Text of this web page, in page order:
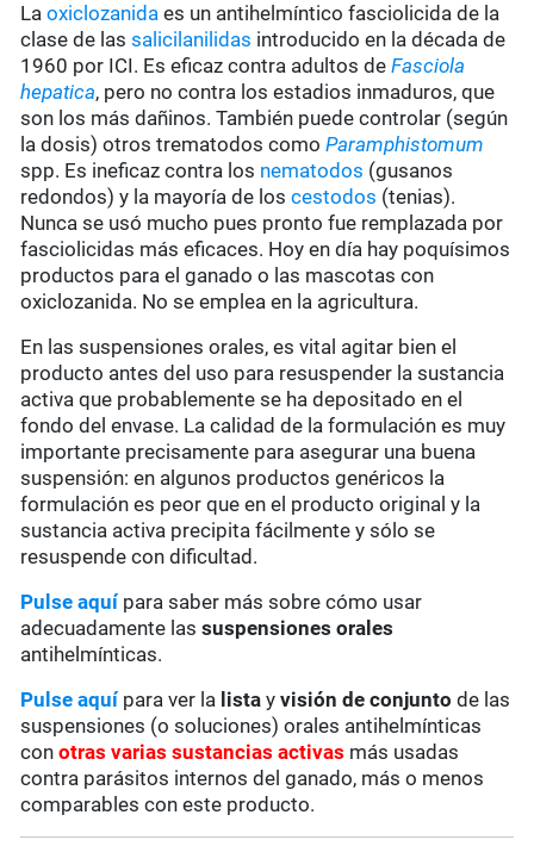
Laoxiclozanida es un antihelmíntico fasciolicida de la
clase de lassalicilanilidas introducido en la década de
1960 por ICI. Es eficaz contra adultos deFasciola
hepatica, pero no contra los estadios inmaduros, que
son los más dañinos. También puede controlar (según
la dosis) otros trematodos comoParamphistomum
spp. Es ineficaz contra los nematodos (gusanos
redondos) y la mayoría de loscestodos (tenias).
Nunca se usó mucho pues pronto fue remplazada por
fasciolicidas más eficaces. Hoy en día hay poquísimos
productos para el ganado o las mascotas con
oxiclozanida. No se emplea en la agricultura.
En las suspensiones orales, es vital agitar bien el
producto antes del uso para resuspender la sustancia
activa que probablemente se ha depositado en el
fondo del envase. La calidad de la formulación es muy
importante precisamente para asegurar una buena
suspensión: en algunos productos genéricos la
formulación es peor que en el producto original y la
sustancia activa precipita fácilmente y sólo se
resuspende con dificultad.
Pulse aquípara saber más sobre cómo usar
adecuadamente lassuspensiones orales
antihelmínticas.
Pulse aquípara ver la lista yvisión de conjunto de las
suspensiones (o soluciones) orales antihelmínticas
conotras varias sustancias activas más usadas
contra parásitos internos del ganado, más o menos
comparables con este producto.